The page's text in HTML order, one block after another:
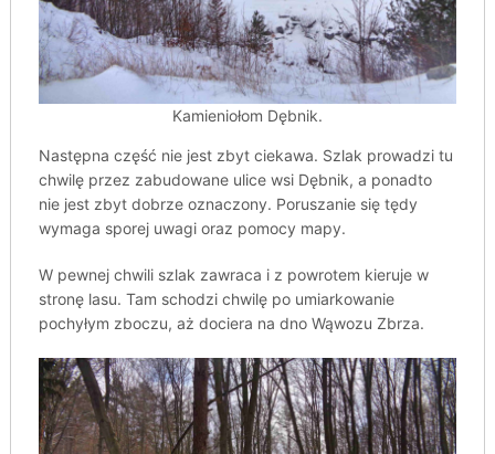
Kamieniołom Dębnik.
Następna część nie jest zbyt ciekawa. Szlak prowadzi tu
chwilę przez zabudowane ulice wsi Dębnik, a ponadto
nie jest zbyt dobrze oznaczony. Poruszanie się tędy
wymaga sporej uwagi oraz pomocy mapy.
W pewnej chwili szlak zawraca i z powrotem kieruje w
stronę lasu. Tam schodzi chwilę po umiarkowanie
pochyłym zboczu, aż dociera na dno Wąwozu Zbrza.